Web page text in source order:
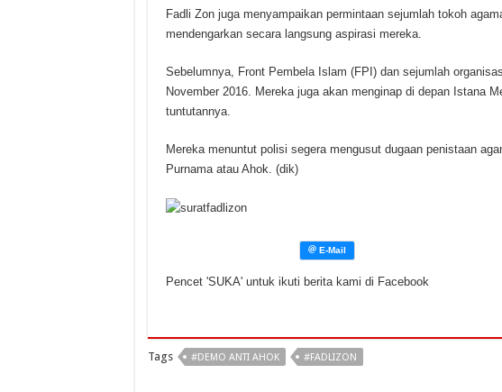
Fadli Zon juga menyampaikan permintaan sejumlah tokoh
mendengarkan secara langsung aspirasi mereka.
Sebelumnya, Front Pembela Islam (FPI) dan sejumlah
November 2016. Mereka juga akan menginap di depan Istana
tuntutannya.
Mereka menuntut polisi segera mengusut dugaan penistaan
Purnama atau Ahok. (dik)
Pencet 'SUKA' untuk ikuti berita kami di Facebook
Tags #DEMO ANTI AHOK #FADLIZON